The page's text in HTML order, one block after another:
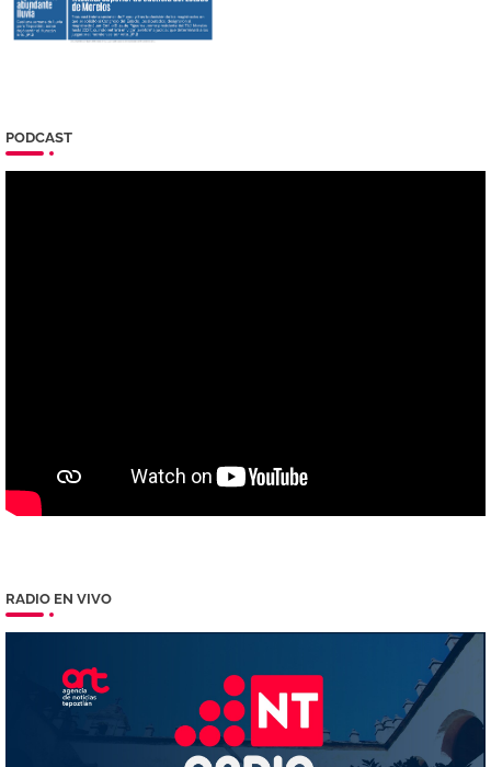
PODCAST
RADIO EN VIVO